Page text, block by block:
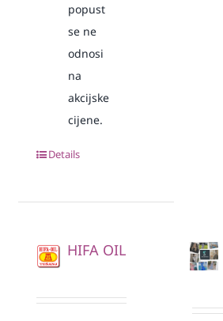
popust
se ne
odnosi
na
akcijske
cijene.
Details
HIFA OIL